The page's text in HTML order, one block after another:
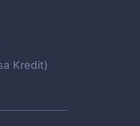
Kredit)